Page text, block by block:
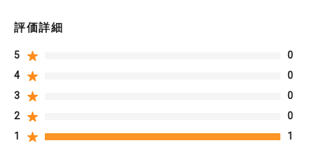
評価詳細
5
0
4
0
3
0
2
0
1
1